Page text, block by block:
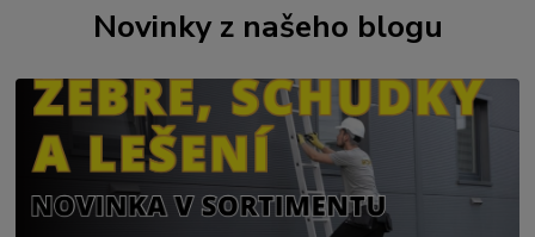
Novinky z našeho blogu